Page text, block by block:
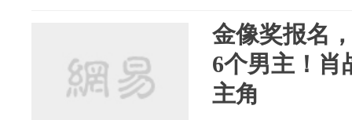
金像奖报名
6个男主！肖
主角